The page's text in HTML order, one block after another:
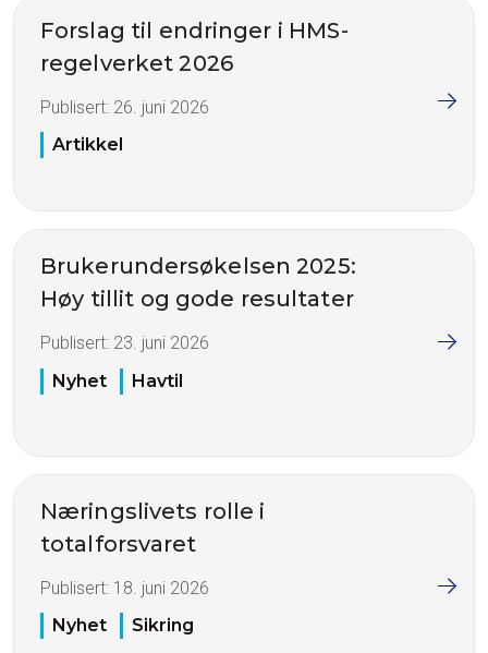
Forslag til endringer i HMS-
regelverket 2026
Publisert: 26. juni 2026
Artikkel
Brukerundersøkelsen 2025:
Høy tillit og gode resultater
Publisert: 23. juni 2026
Nyhet
Havtil
Næringslivets rolle i
totalforsvaret
Publisert: 18. juni 2026
Nyhet
Sikring